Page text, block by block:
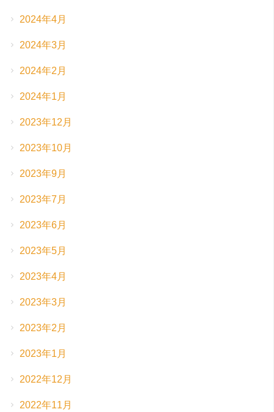
2024年4月
2024年3月
2024年2月
2024年1月
2023年12月
2023年10月
2023年9月
2023年7月
2023年6月
2023年5月
2023年4月
2023年3月
2023年2月
2023年1月
2022年12月
2022年11月